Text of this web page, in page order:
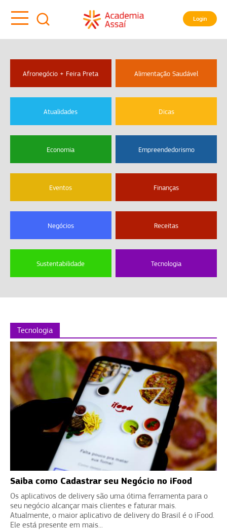
Login
Afronegócio + Feira Preta Alimentação Saudável
Atualidades Dicas
Economia Empreendedorismo
Eventos Finanças
Negócios Receitas
Sustentabilidade Tecnologia
Tecnologia
Saiba como Cadastrar seu Negócio no iFood
Os aplicativos de delivery são uma ótima ferramenta para o
seu negócio alcançar mais clientes e faturar mais.
Atualmente, o maior aplicativo de delivery do Brasil é o iFood.
Ele está presente em mais...